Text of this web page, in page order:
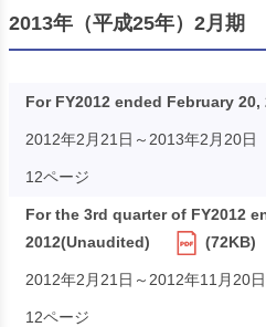
2013年（平成25年）2月期
For FY2012 ended February 20,
2012年2月21日～2013年2月20日
12ページ
For the 3rd quarter of FY2012
2012(Unaudited)
(72KB)
2012年2月21日～2012年11月20日
12ページ